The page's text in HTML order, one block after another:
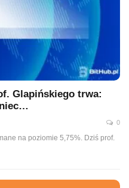
Glapińskiego trwa:
0
na poziomie 5,75%. Dziś prof.